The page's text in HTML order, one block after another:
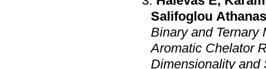
Salifoglou
Binary and Ternary
Aromatic Chelator
Dimensionality and